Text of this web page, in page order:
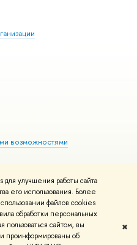
улучшения работы сайта
его использования. Более
файлов cookies
обработки персональных
пользоваться сайтом, вы
проинформированы об
✖
возможностями